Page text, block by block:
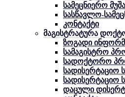
სამეცნიერო
სასწავლო-
კონტაქტი
მაგისტრატურა
ზოგადი
სამაგისტრო
სადოქტორო
სადისერტაციო
სადისერტაციო
დაცული